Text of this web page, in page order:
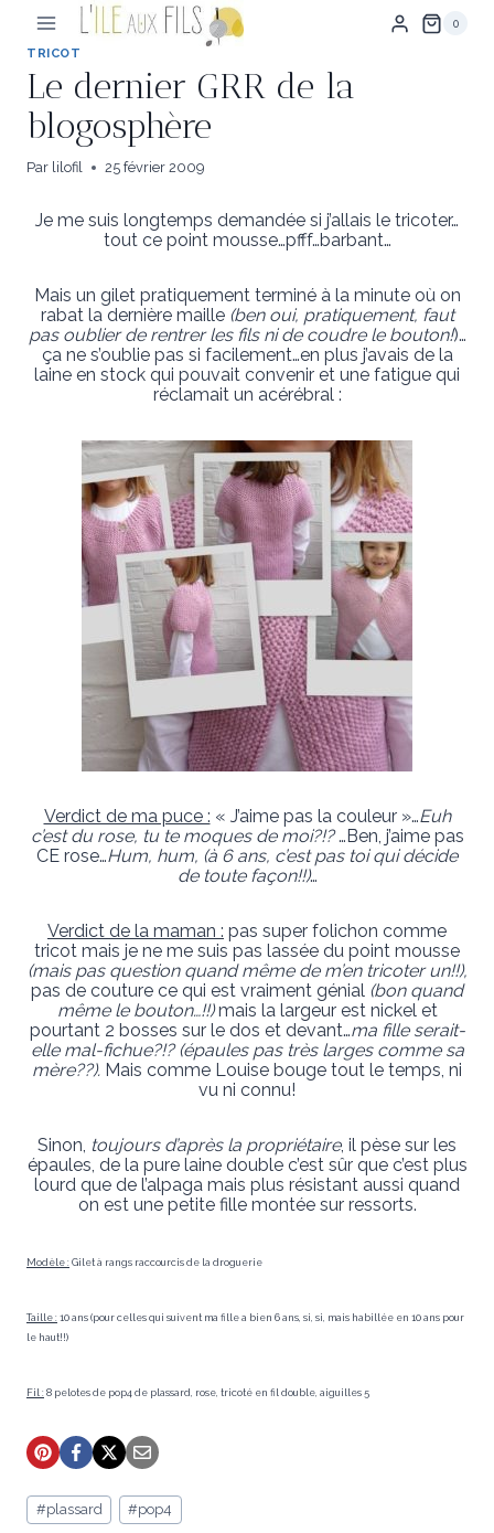
contenu
0
TRICOT
Le dernier GRR de la
blogosphère
Par lilofil 25 février 2009
Je me suis longtemps demandée si j’allais le tricoter…
tout ce point mousse…pfff…barbant…
Mais un gilet pratiquement terminé à la minute où on
rabat la dernière maille (ben oui, pratiquement, faut
pas oublier de rentrer les fils ni de coudre le bouton!)…
ça ne s’oublie pas si facilement…en plus j’avais de la
laine en stock qui pouvait convenir et une fatigue qui
réclamait un acérébral :
Verdict de ma puce : « J’aime pas la couleur »…Euh
c’est du rose, tu te moques de moi?!?…Ben, j’aime pas
CE rose…Hum, hum, (à 6 ans, c’est pas toi qui décide
de toute façon!!)…
Verdict de la maman : pas super folichon comme
tricot mais je ne me suis pas lassée du point mousse
(mais pas question quand même de m’en tricoter un!!),
pas de couture ce qui est vraiment génial (bon quand
même le bouton…!!)mais la largeur est nickel et
pourtant 2 bosses sur le dos et devant…ma fille serait-
elle mal-fichue?!? (épaules pas très larges comme sa
mère??). Mais comme Louise bouge tout le temps, ni
vu ni connu!
Sinon, toujours d’après la propriétaire, il pèse sur les
épaules, de la pure laine double c’est sûr que c’est plus
lourd que de l’alpaga mais plus résistant aussi quand
on est une petite fille montée sur ressorts.
Modèle : Gilet à rangs raccourcis de la droguerie
Taille : 10 ans (pour celles qui suivent ma fille a bien 6 ans, si, si, mais habillée en 10 ans pour
le haut!!)
Fil : 8 pelotes de pop4 de plassard, rose, tricoté en fil double, aiguilles 5
Étiquettes
de
#plassard #pop4